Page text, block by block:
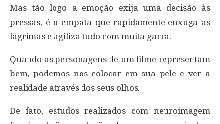
Mas tão logo a emoção exija uma decisão às
pressas, é o empata que rapidamente enxuga as
lágrimas e agiliza tudo com muita garra.
Quando as personagens de um filme representam
bem, podemos nos colocar em sua pele e ver a
realidade através dos seus olhos.
De fato, estudos realizados com neuroimagem